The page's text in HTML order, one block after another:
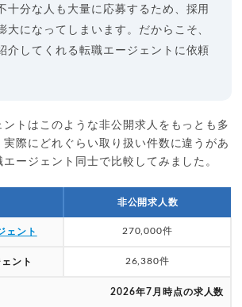
十分な人も大量に応募するため、採用
大になってしまいます。だからこそ、
介してくれる転職エージェントに依頼
ントはこのような非公開求人をもっとも多
実際にどれぐらい取り扱い件数に違うがあ
ージェント同士で比較してみました。
非公開求人数
ェント 270,000件
ント 26,380件
2026年7月時点の求人数